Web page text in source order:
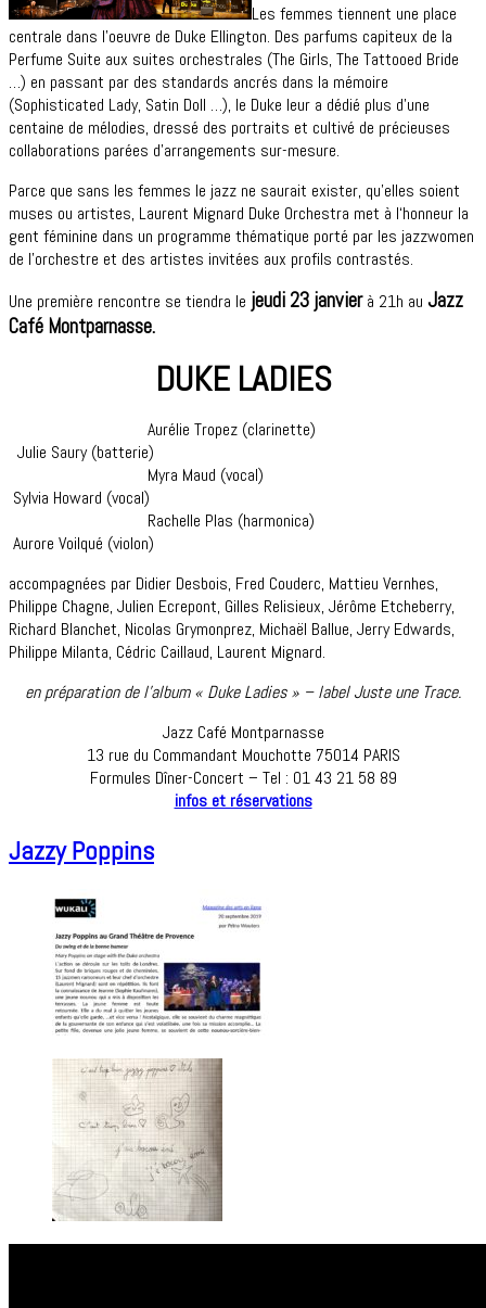
Les femmes tiennent une place
centrale dans l’oeuvre de Duke Ellington. Des parfums capiteux de la
Perfume Suite aux suites orchestrales (The Girls, The Tattooed Bride
…) en passant par des standards ancrés dans la mémoire
(Sophisticated Lady, Satin Doll …), le Duke leur a dédié plus d’une
centaine de mélodies, dressé des portraits et cultivé de précieuses
collaborations parées d’arrangements sur-mesure.
Parce que sans les femmes le jazz ne saurait exister, qu’elles soient
muses ou artistes, Laurent Mignard Duke Orchestra met à l‘honneur la
gent féminine dans un programme thématique porté par les jazzwomen
de l’orchestre et des artistes invitées aux profils contrastés.
Une première rencontre se tiendra le jeudi 23 janvierà 21h au Jazz
Café Montparnasse.
DUKE LADIES
Aurélie Tropez (clarinette)
Julie Saury (batterie)
Myra Maud (vocal)
Sylvia Howard (vocal)
Rachelle Plas (harmonica)
Aurore Voilqué (violon)
accompagnées par Didier Desbois, Fred Couderc, Mattieu Vernhes,
Philippe Chagne, Julien Ecrepont, Gilles Relisieux, Jérôme Etcheberry,
Richard Blanchet, Nicolas Grymonprez, Michaël Ballue, Jerry Edwards,
Philippe Milanta, Cédric Caillaud, Laurent Mignard.
en préparation de l’album « Duke Ladies » – label Juste une Trace.
Jazz Café Montparnasse
13 rue du Commandant Mouchotte 75014 PARIS
Formules Dîner-Concert – Tel : 01 43 21 58 89
infos et réservations
Jazzy Poppins